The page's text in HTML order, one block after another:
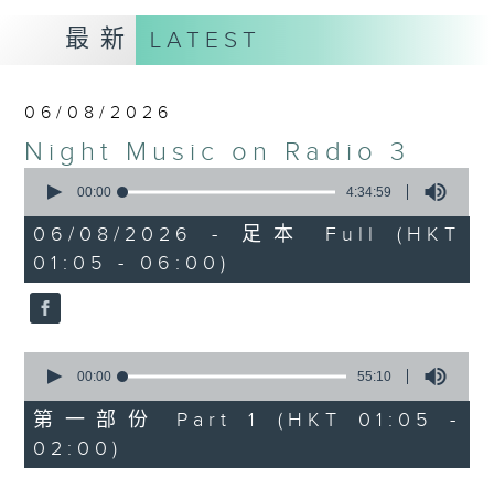
and soft rock hits, which gently
grow in pace, moving you towards
the 2000s and a perfect morning
Seven days a week from 1.05am...
最新 LATEST
06/08/2026
Night Music on Radio 3
seconds
4
hours,
34
minutes,
59
seconds
00:00 4:34:59
06/08/2026 - 足本 Full (HKT
01:05 - 06:00)
seconds
55
minutes,
10
seconds
00:00 55:10
第一部份 Part 1 (HKT 01:05 -
02:00)